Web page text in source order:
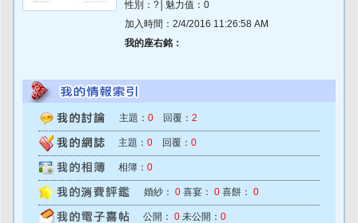
性別：?│魅力值：0
加入時間：2/4/2016 11:26:58 AM
我的座右銘：
主題： 0 回覆： 2
主題： 0 回覆： 0
相簿： 0
婚紗： 0 喜宴： 0 喜餅： 0
公開： 0 未公開： 0